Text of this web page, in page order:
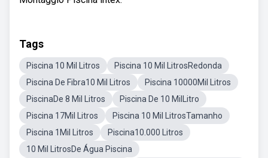
Tags
Piscina 10 Mil Litros
Piscina 10 Mil LitrosRedonda
Piscina De Fibra10 Mil Litros
Piscina 10000Mil Litros
PiscinaDe 8 Mil Litros
Piscina De 10 MilLitro
Piscina 17Mil Litros
Piscina 10 Mil LitrosTamanho
Piscina 1Mil Litros
Piscina10.000 Litros
10 Mil LitrosDe Água Piscina